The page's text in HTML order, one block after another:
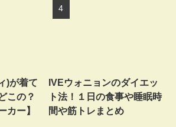
)が着て
この？
カー】
IVEウォニョンのダイエッ
ト法！１日の食事や睡眠時
間や筋トレまとめ